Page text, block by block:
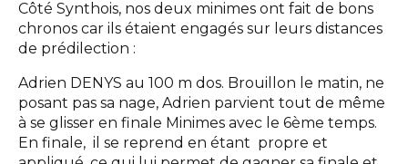
Côté Synthois, nos deux minimes ont fait de bons
chronos car ils étaient engagés sur leurs distances
de prédilection :
Adrien DENYS au 100 m dos. Brouillon le matin, ne
posant pas sa nage, Adrien parvient tout de même
à se glisser en finale Minimes avec le 6ème temps.
En finale, il se reprend en étant propre et